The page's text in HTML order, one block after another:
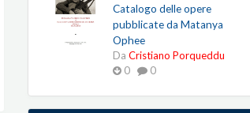
Catalogo delle opere
pubblicate da Matanya
Ophee
Da Cristiano Porqueddu
0
0